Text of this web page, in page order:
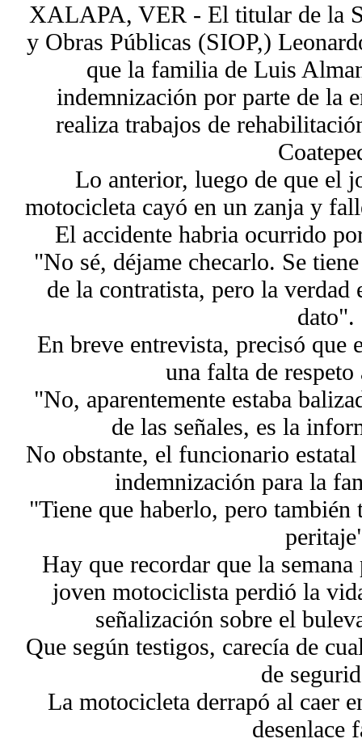
XALAPA, VER - El titular de la
y Obras Públicas (SIOP,)
que la familia de Luis
indemnización por parte de la
realiza trabajos de
Lo anterior, luego de que el
motocicleta cayó en un zanja y
El accidente habria ocurrido
"No sé, déjame checarlo. Se
de la contratista, pero la verdad
dato".
En breve entrevista, precisó que
una falta de respeto
"No, aparentemente estaba
de las señales, es la
No obstante, el funcionario
indemnización para la
"Tiene que haberlo, pero
Hay que recordar que la
joven motociclista perdió la
señalización sobre el
Que según testigos, carecía de
de
La motocicleta derrapó al caer
desenlace